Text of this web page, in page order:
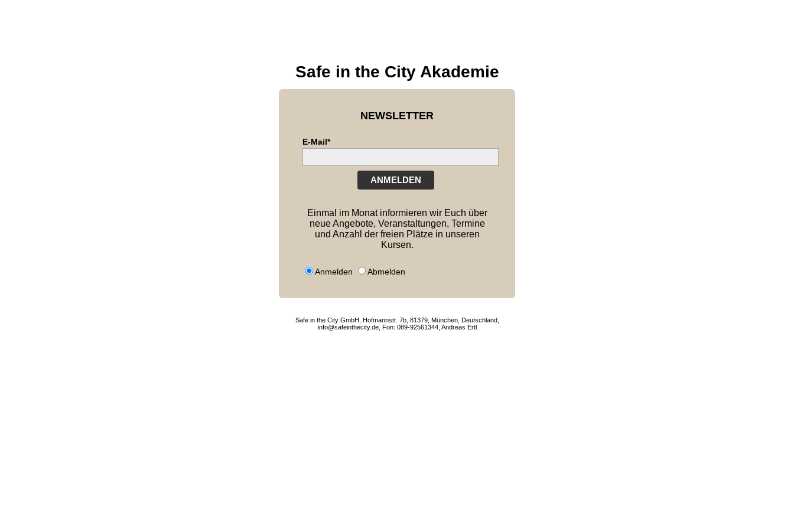
Safe in the City Akademie
NEWSLETTER
E-Mail*
ANMELDEN
Einmal im Monat informieren wir Euch über
neue Angebote, Veranstaltungen, Termine
und Anzahl der freien Plätze in unseren
Kursen.
Anmelden Abmelden
Safe in the City GmbH, Hofmannstr. 7b, 81379, München, Deutschland,
info@safeinthecity.de, Fon: 089-92561344, Andreas Ertl